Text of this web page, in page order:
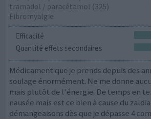
tramadol / paracétamol (325)
Fibromyalgie
Efficacité
Quantité effets secondaires
Médicament que je prends depuis des
soulage énormément. Ne me donne
mais plutôt de l'énergie. De temps en
nausée mais est ce bien à cause du
démangeaisons dès que je dépasse 4